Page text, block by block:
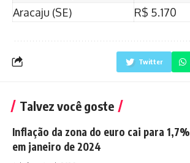
Aracaju (SE)
R$ 5.170
Twitter
Talvez você goste
Inflação da zona do euro cai para 1,7%
em janeiro de 2024